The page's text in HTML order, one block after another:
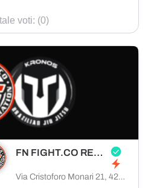
voti: (0)
FN FIGHT.CO REGGIO EMILIA
Via Cristoforo Monari 21, 42122 Reggio Emilia provincia di Reggio Emilia, Italia